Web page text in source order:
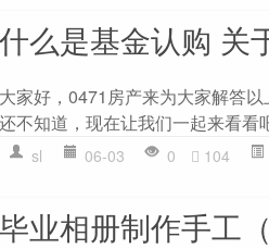
什么是基金认购 关
大家好，0471房产来为大家解答
还不知道，现在让我们一起来看看
sl 06-03 0 104
毕业相册制作手工